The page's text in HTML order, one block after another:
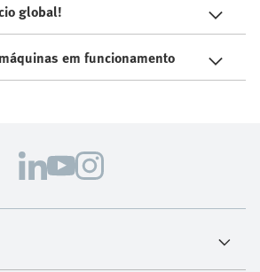
global!
em funcionamento